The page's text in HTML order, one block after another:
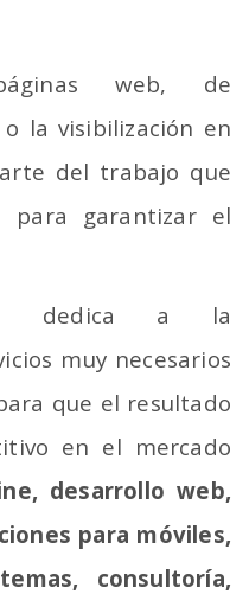
web, de
la visibilización en
del trabajo que
para garantizar el
dedica a la
muy necesarios
que el resultado
en el mercado
desarrollo web,
para móviles,
consultoría,